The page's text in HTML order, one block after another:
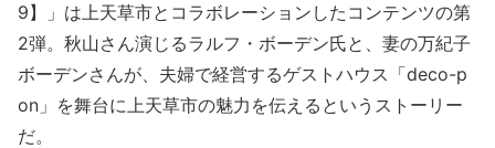
9】」は上天草市とコラボレーションしたコンテンツの第
2弾。秋山さん演じるラルフ・ボーデン氏と、妻の万紀子
ボーデンさんが、夫婦で経営するゲストハウス「deco-p
on」を舞台に上天草市の魅力を伝えるというストーリー
だ。